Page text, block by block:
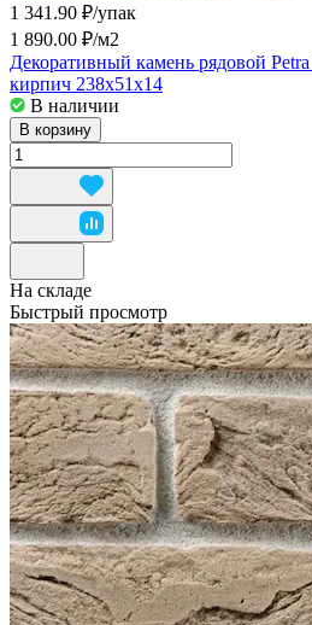
1 341.90 ₽/упак
1 890.00 ₽/м2
Декоративный камень рядовой
кирпич 238х51х14
В наличии
В корзину
На складе
Быстрый просмотр